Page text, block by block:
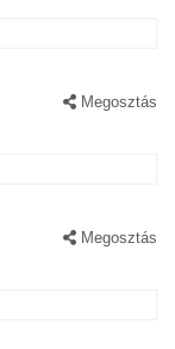
Megosztás
Megosztás